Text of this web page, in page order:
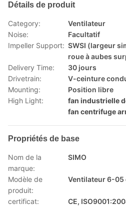
Détails de produit
Category:
Ventilateur
Noise:
Facultatif
Impeller Support: SWSI (largeur
roue à aubes
Delivery Time:
30 jours
Drivetrain:
V-ceinture
Mounting:
Position libre
High Light:
fan industrielle
fan centrifuge
Propriétés de base
Nom de la
marque:
SIMO
Modèle de
produit:
Ventilateur 6-05
certificat:
CE,